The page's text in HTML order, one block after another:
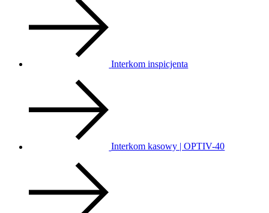
Interkom inspicjenta
Interkom kasowy | OPTIV-40